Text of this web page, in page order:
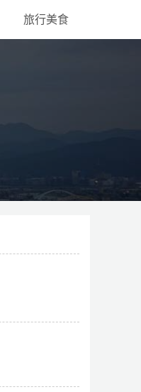
旅行美食